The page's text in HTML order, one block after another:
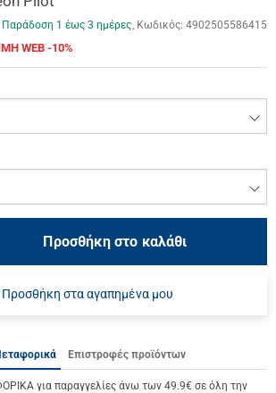
1 έως 3 ημέρες Κωδικός: 4902505586415
WEB -10%
Προσθήκη στο καλάθι
Προσθήκη στα αγαπημένα μου
Επιστροφές προϊόντων
για παραγγελίες άνω των 49.9€ σε όλη την